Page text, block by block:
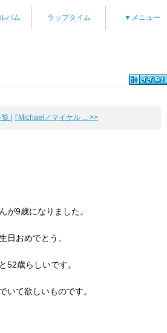
バム ラップタイム ▼メニュー
| ｢Michael／マイケル ... >>
が9歳になりました。
日おめでとう。
52歳らしいです。
いて欲しいものです。